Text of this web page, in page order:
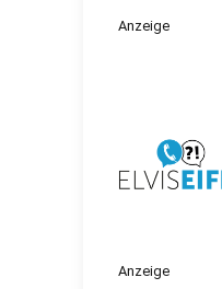
Anzeige
Anzeige